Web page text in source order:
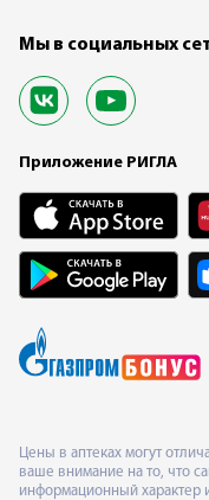
Мы в социальных
Приложение РИГЛА
Цены в аптеках могут
ваше внимание на то, что
информационный характер